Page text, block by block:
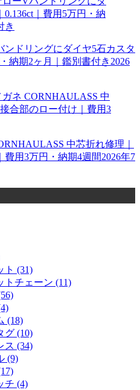
ンドリングにダイヤ5石カスタ
納期2ヶ月｜鑑別書付き2026
中芯折れ修理｜
用3万円・納期4週間2026年7
(31)
チェーン (11)
(18)
(10)
(34)
(9)
チ (4)